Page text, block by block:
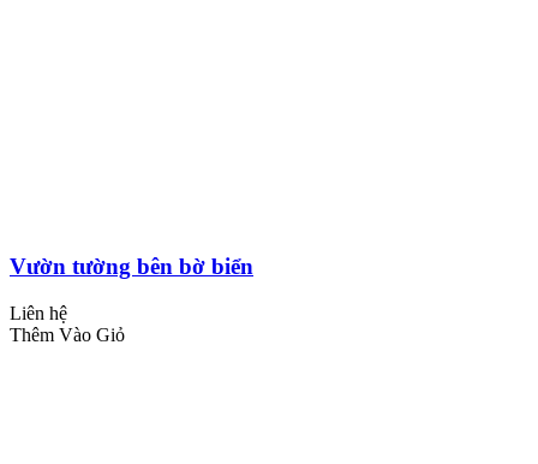
Vườn tường bên bờ biển
Liên hệ
Thêm Vào Giỏ